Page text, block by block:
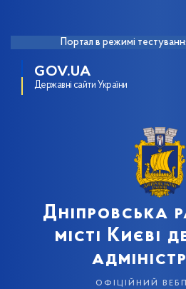
Портал в режимі
GOV.UA
Державні сайти України
Дніпровська
місті Києві
офіційний